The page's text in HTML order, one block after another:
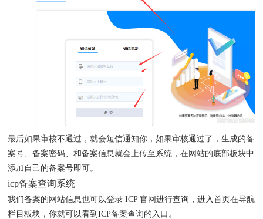
最后如果审核不通过，就会短信通知你，如果审核通过了，生成的备
案号、备案密码、和备案信息就会上传至系统，在网站的底部板块中
添加自己的备案号即可。
icp备案查询系统
我们备案的网站信息也可以登录 ICP 官网进行查询，进入首页在导航
栏目板块，你就可以看到ICP备案查询的入口。